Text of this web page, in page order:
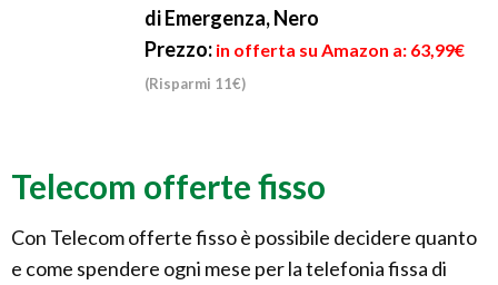
di Emergenza, Nero
Prezzo: in offerta su Amazon a: 63,99€
(Risparmi 11€)
Telecom offerte fisso
Con Telecom offerte fisso è possibile decidere quanto
e come spendere ogni mese per la telefonia fissa di